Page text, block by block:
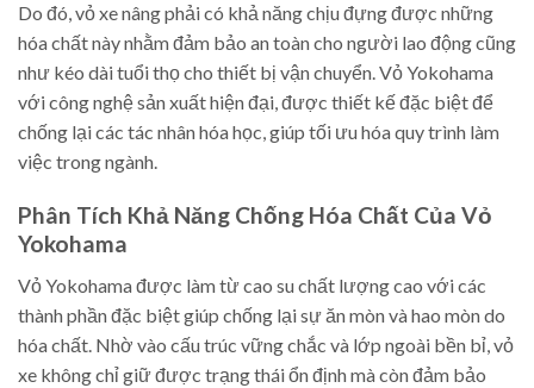
Do đó, vỏ xe nâng phải có khả năng chịu đựng được những
hóa chất này nhằm đảm bảo an toàn cho người lao động cũng
như kéo dài tuổi thọ cho thiết bị vận chuyển. Vỏ Yokohama
với công nghệ sản xuất hiện đại, được thiết kế đặc biệt để
chống lại các tác nhân hóa học, giúp tối ưu hóa quy trình làm
việc trong ngành.
Phân Tích Khả Năng Chống Hóa Chất Của Vỏ
Yokohama
Vỏ Yokohama được làm từ cao su chất lượng cao với các
thành phần đặc biệt giúp chống lại sự ăn mòn và hao mòn do
hóa chất. Nhờ vào cấu trúc vững chắc và lớp ngoài bền bỉ, vỏ
xe không chỉ giữ được trạng thái ổn định mà còn đảm bảo